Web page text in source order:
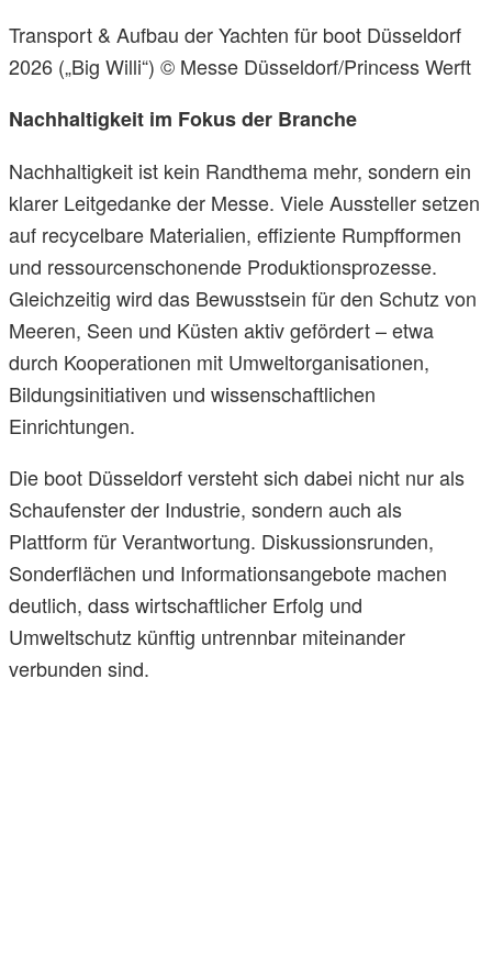
Transport & Aufbau der Yachten für boot Düsseldorf
2026 („Big Willi“) © Messe Düsseldorf/Princess Werft
Nachhaltigkeit im Fokus der Branche
Nachhaltigkeit ist kein Randthema mehr, sondern ein
klarer Leitgedanke der Messe. Viele Aussteller setzen
auf recycelbare Materialien, effiziente Rumpfformen
und ressourcenschonende Produktionsprozesse.
Gleichzeitig wird das Bewusstsein für den Schutz von
Meeren, Seen und Küsten aktiv gefördert – etwa
durch Kooperationen mit Umweltorganisationen,
Bildungsinitiativen und wissenschaftlichen
Einrichtungen.
Die boot Düsseldorf versteht sich dabei nicht nur als
Schaufenster der Industrie, sondern auch als
Plattform für Verantwortung. Diskussionsrunden,
Sonderflächen und Informationsangebote machen
deutlich, dass wirtschaftlicher Erfolg und
Umweltschutz künftig untrennbar miteinander
verbunden sind.